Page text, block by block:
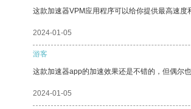
这款加速器VPM应用程序可以给你提供最高速度
2024-01-05
游客
这款加速器app的加速效果还是不错的，但偶尔
2024-01-05